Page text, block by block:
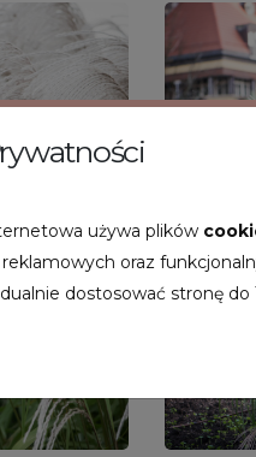
używa plików
oraz
dostosować stronę do